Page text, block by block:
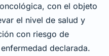
con el objeto
el nivel de salud y
con riesgo de
declarada.